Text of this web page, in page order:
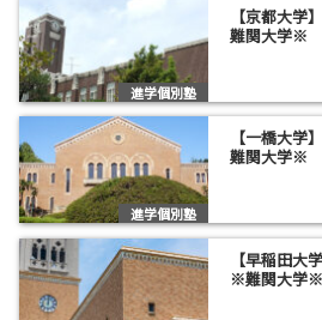
進学個別塾
【京都大学
難関大学※
進学個別塾
【一橋大学
難関大学※
【早稲田大
※難関大学※